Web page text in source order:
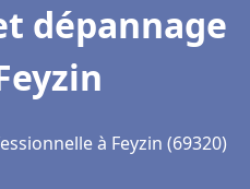
dépannage
à Feyzin (69320)